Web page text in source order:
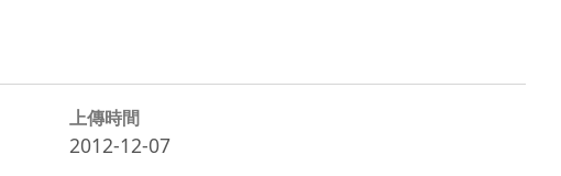
上傳時間
2012-12-07